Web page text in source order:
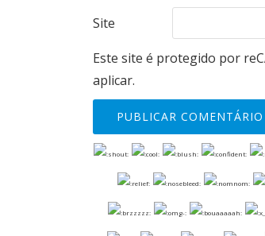
Site
Este site é protegido por
aplicar.